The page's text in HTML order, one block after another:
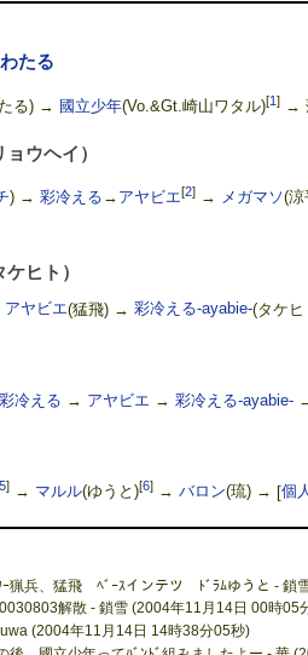
わたる
る) → 國立少年(Vo.&Gt.崎山ワタル)[1]→
ョウヘイ）
) → 彩冷える → アヤビエ[2]→ メガマソ(
ケヒト）
アヤビエ(猛飛) → 彩冷える-ayabie-(タケ
彩冷える → アヤビエ → 彩冷える-ayabie-
]→ マルル(ゆうと)[6]→ バロン(琉) → [個
猟兵、猛飛 ﾍﾞｰｽインテツ ﾄﾞﾗﾑゆうと - 鎖
解散 - 鎖雪 (2004年11月14日 00時05
(2004年11月14日 14時38分05秒)